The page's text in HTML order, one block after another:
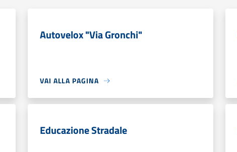
Autovelox "Via Gronchi"
VAI ALLA PAGINA
Educazione Stradale